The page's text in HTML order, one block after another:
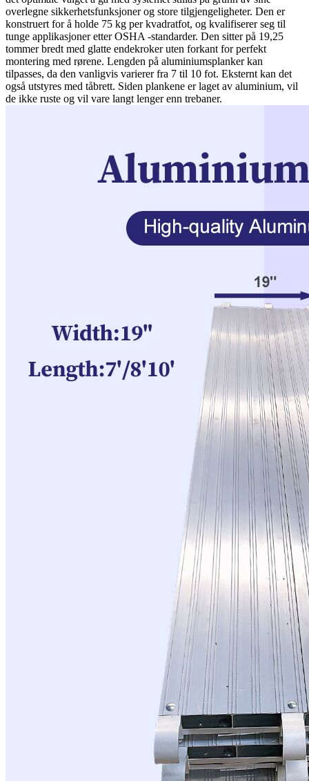
overlegne sikkerhetsfunksjoner og store tilgjengeligheter. Den er
konstruert for å holde 75 kg per kvadratfot, og kvalifiserer seg til
tunge applikasjoner etter OSHA -standarder. Den sitter på 19,25
tommer bredt med glatte endekroker uten forkant for perfekt
montering med rørene. Lengden på aluminiumsplanker kan
tilpasses, da den vanligvis varierer fra 7 til 10 fot. Eksternt kan det
også utstyres med tåbrett. Siden plankene er laget av aluminium, vil
de ikke ruste og vil vare langt lenger enn trebaner.